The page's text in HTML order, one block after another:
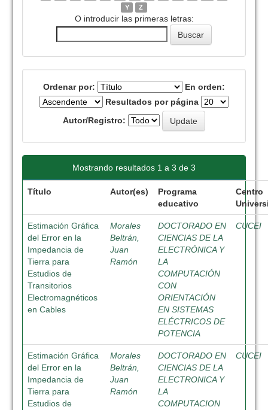
Y
Z
O introducir las primeras letras:
Ordenar por:
En orden:
Resultados por página
Autor/Registro:
Mostrando resultados 1 a 3 de 3
Título Autor(es)
Programa
educativo
Centro
Estimación Gráfica
del Error en la
Impedancia de
Tierra para
Estudios de
Transitorios
Electromagnéticos
en Cables
Morales
Beltrán,
Juan
Ramón
DOCTORADO EN
CIENCIAS DE LA
ELECTRÓNICA Y
LA
COMPUTACIÓN
CON
ORIENTACIÓN
EN SISTEMAS
ELÉCTRICOS DE
POTENCIA
CUCEI
Estimación Gráfica
del Error en la
Impedancia de
Tierra para
Estudios de
Morales
Beltrán,
Juan
Ramón
DOCTORADO EN
CIENCIAS DE LA
ELECTRONICA Y
LA
COMPUTACION
CUCEI